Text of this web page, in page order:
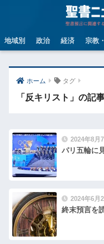
地域別 政治 経済 宗教
ホーム タグ
「反キリスト」の記
2024年8月7
パリ五輪に
2024年6月
終末預言を